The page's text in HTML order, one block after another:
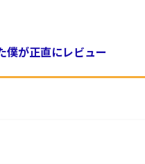
僕が正直にレビュー